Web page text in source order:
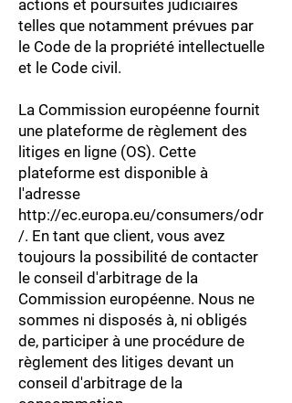
actions et poursuites judiciaires
telles que notamment prévues par
le Code de la propriété intellectuelle
et le Code civil.
La Commission européenne fournit
une plateforme de règlement des
litiges en ligne (OS). Cette
plateforme est disponible à
l'adresse
http://ec.europa.eu/consumers/odr
/. En tant que client, vous avez
toujours la possibilité de contacter
le conseil d'arbitrage de la
Commission européenne. Nous ne
sommes ni disposés à, ni obligés
de, participer à une procédure de
règlement des litiges devant un
conseil d'arbitrage de la